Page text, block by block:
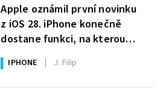
Apple oznámil první novinku
z iOS 28. iPhone konečně
dostane funkci, na kterou
uživatelé Windows čekají roky
IPHONE J. Filip